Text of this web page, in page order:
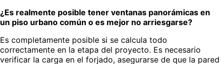
¿Es realmente posible tener ventanas panorámicas en
un piso urbano común o es mejor no arriesgarse?
Es completamente posible si se calcula todo
correctamente en la etapa del proyecto. Es necesario
verificar la carga en el forjado, asegurarse de que la pared